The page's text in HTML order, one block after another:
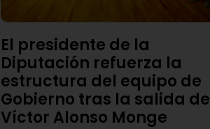
El presidente de la
Diputación refuerza la
estructura del equipo de
Gobierno tras la salida de
Víctor Alonso Monge